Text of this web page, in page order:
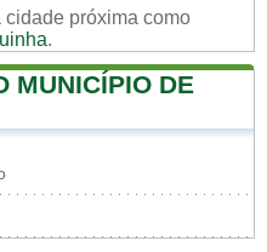
cidade próxima como
.
MUNICÍPIO DE